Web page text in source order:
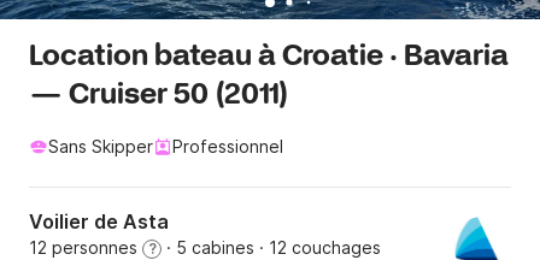
Location bateau à Croatie · Bavaria
— Cruiser 50 (2011)
Sans Skipper Professionnel
Voilier de Asta
12 personnes ? · 5 cabines · 12 couchages